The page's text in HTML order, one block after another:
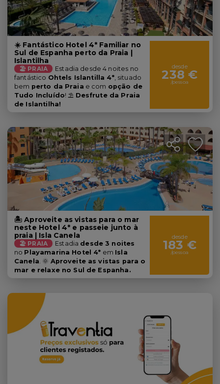
☀️ Fantástico Hotel 4* Familiar no
Sul de Espanha perto da Praia |
Islantilha
🏖️ PRAIA
Estadia desde 4 noites no
fantástico Ohtels Islantilla 4*, situado
bem perto da Praia e com opção de
Tudo Incluído! ⛱️ Desfrute da Praia
de Islantilha!
desde
238 €
/pessoa
🏝️ Aproveite as vistas para o mar
neste Hotel 4* e passeie junto à
praia | Isla Canela
🏖️ PRAIA Estadia desde 3 noites
no Playamarina Hotel 4* em Isla
Canela. 🌞 Aproveite as vistas para o
mar e relaxe no Sul de Espanha.
desde
183 €
/pessoa